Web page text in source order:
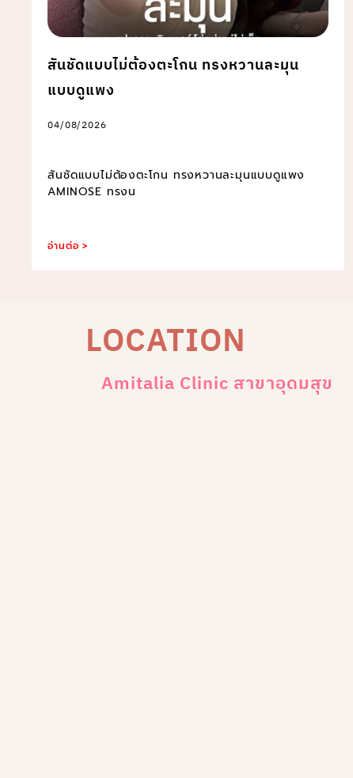
สันชัดแบบไม่ต้องตะโกน ทรงหวานละมุน
แบบดูแพง
04/08/2026
สันชัดแบบไม่ต้องตะโกน ทรงหวานละมุนแบบดูแพง
AMINOSE ทรงน
อ่านต่อ >
LOCATION
Amitalia Clinic สาขาอุดมสุข